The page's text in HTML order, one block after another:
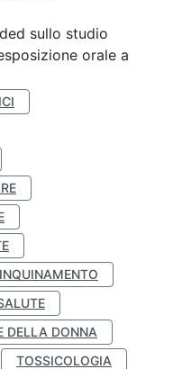
sullo studio
orale a
INQUINAMENTO
DELLA DONNA
TOSSICOLOGIA